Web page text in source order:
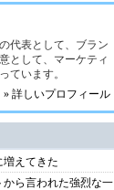
の代表として、ブラン
として、マーケティ
ています。
» 詳しいプロフィール
えてきた
ら言われた強烈な一